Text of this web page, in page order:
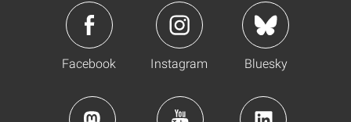
Facebook Instagram Bluesky